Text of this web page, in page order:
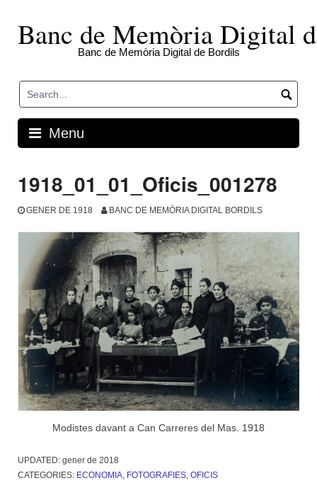
contentBanc de Memòria Digital
Banc de Memòria Digital de Bordils
Menu
1918_01_01_Oficis_001278
GENER DE 1918 BANC DE MEMÒRIA DIGITAL BORDILS
Modistes davant a Can Carreres del Mas. 1918
UPDATED: gener de 2018
CATEGORIES: ECONOMIA, FOTOGRAFIES, OFICIS